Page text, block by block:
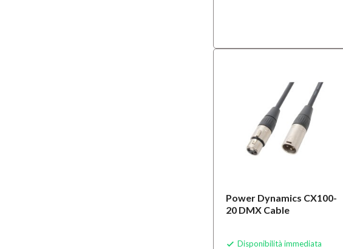
Power Dynamics CX100-
20 DMX Cable
 Disponibilità immediata